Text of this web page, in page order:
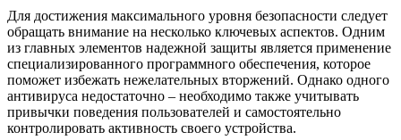
Для достижения максимального уровня безопасности следует
обращать внимание на несколько ключевых аспектов. Одним
из главных элементов надежной защиты является применение
специализированного программного обеспечения, которое
поможет избежать нежелательных вторжений. Однако одного
антивируса недостаточно – необходимо также учитывать
привычки поведения пользователей и самостоятельно
контролировать активность своего устройства.